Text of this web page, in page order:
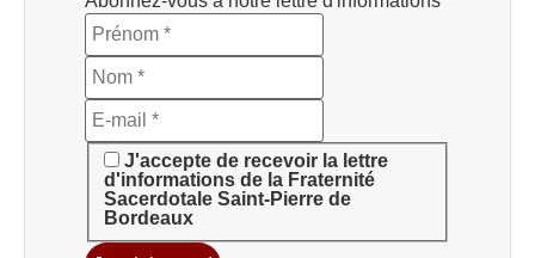
J'accepte de recevoir la lettre
d'informations de la Fraternité
Sacerdotale Saint-Pierre de
Bordeaux